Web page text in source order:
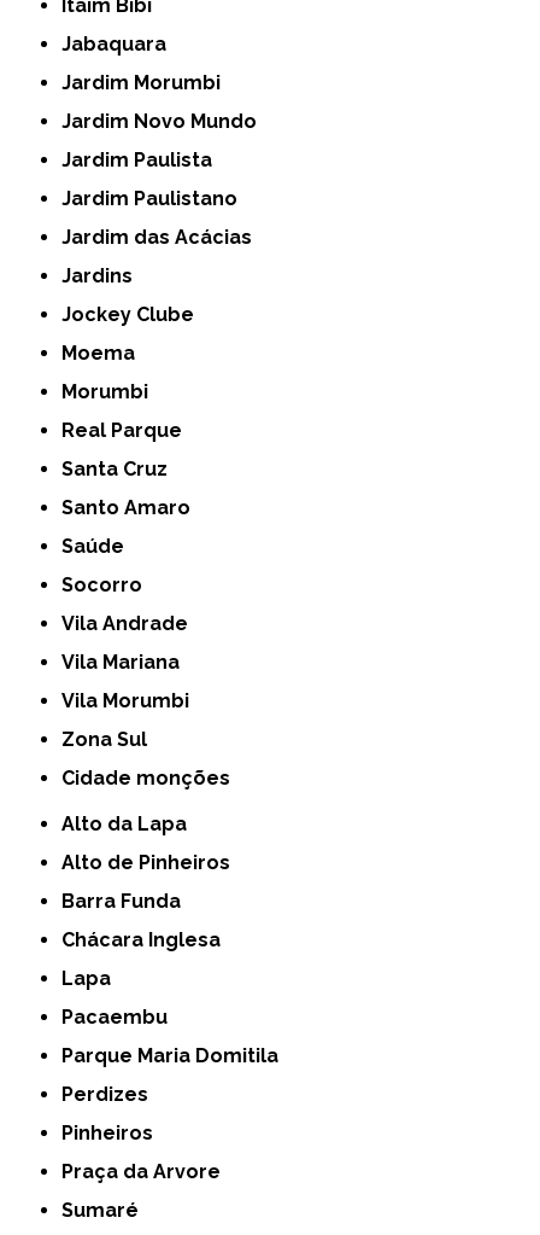
Itaim Bibi
Jabaquara
Jardim Morumbi
Jardim Novo Mundo
Jardim Paulista
Jardim Paulistano
Jardim das Acácias
Jardins
Jockey Clube
Moema
Morumbi
Real Parque
Santa Cruz
Santo Amaro
Saúde
Socorro
Vila Andrade
Vila Mariana
Vila Morumbi
Zona Sul
cidade monções
Alto da Lapa
Alto de Pinheiros
Barra Funda
Chácara Inglesa
Lapa
Pacaembu
Parque Maria Domitila
Perdizes
Pinheiros
Praça da Arvore
Sumaré